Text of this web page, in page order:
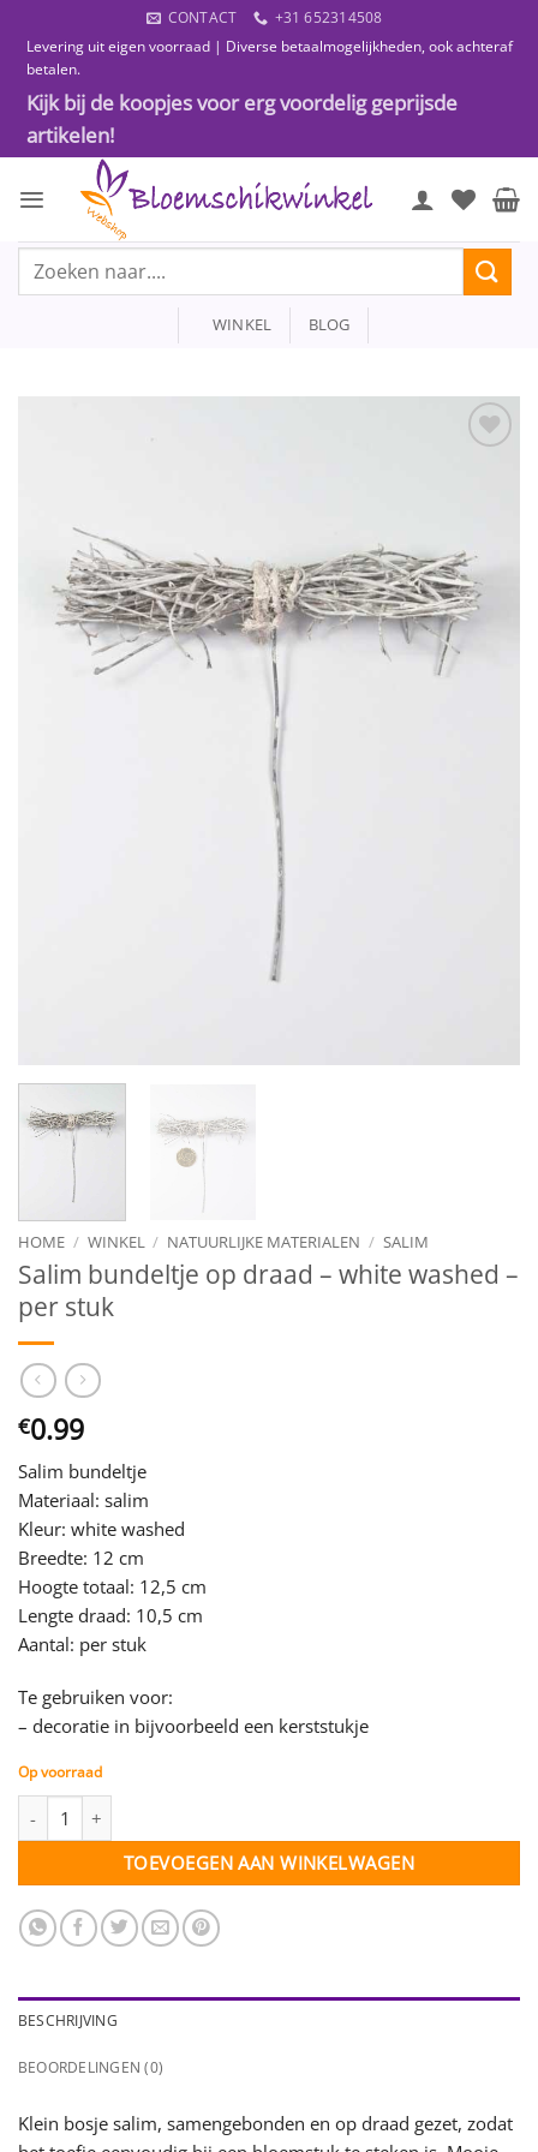
naar
inhoud
CONTACT
+31 652314508
Levering uit eigen voorraad | Diverse betaalmogelijkheden, ook achteraf
betalen.
Kijk bij de koopjes voor erg voordelig geprijsde
artikelen!
Zoeken
WINKEL BLOG
HOME / WINKEL / NATUURLIJKE MATERIALEN / SALIM
Salim bundeltje op draad – white washed –
per stuk
€0.99
Salim bundeltje
Materiaal: salim
Kleur: white washed
Breedte: 12 cm
Hoogte totaal: 12,5 cm
Lengte draad: 10,5 cm
Aantal: per stuk
Te gebruiken voor:
– decoratie in bijvoorbeeld een kerststukje
Op voorraad
TOEVOEGEN AAN WINKELWAGEN
BESCHRIJVING
BEOORDELINGEN (0)
Klein bosje salim, samengebonden en op draad gezet, zodat